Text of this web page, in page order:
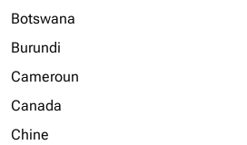
Botswana
Burundi
Cameroun
Canada
Chine